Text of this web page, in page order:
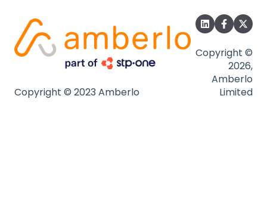
Copyright © 2023 Amberlo
Copyright ©
2026,
Amberlo
Limited